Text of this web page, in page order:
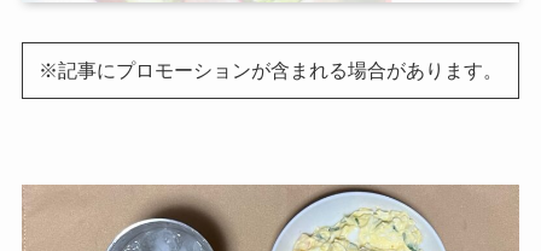
※記事にプロモーションが含まれる場合があります。